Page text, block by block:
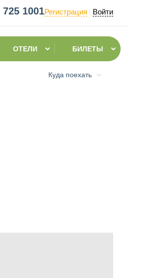
725 1001Регистрация Войти
ОТЕЛИ БИЛЕТЫ
Куда поехать